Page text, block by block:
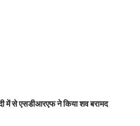
में से एसडीआरएफ ने किया शव बरामद